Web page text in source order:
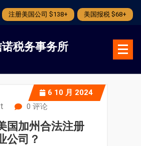
注册美国公司 $138+ 美国报税 $68+
诺税务事务所
6 10 月 2024
0 评论
国加州合法注册
公司？